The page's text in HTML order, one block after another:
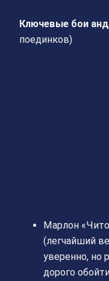
Ключевые бои
поединков)
Марлон
(легчайший
уверенно, но
дорого